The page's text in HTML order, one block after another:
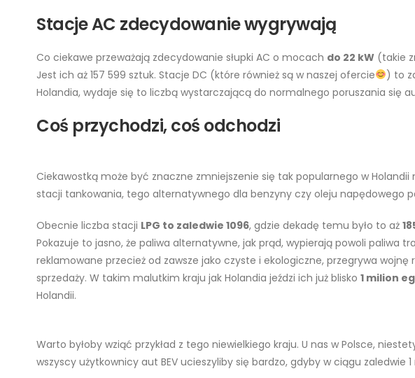
Stacje AC zdecydowanie wygrywają
Co ciekawe przeważają zdecydowanie słupki AC o mocach do 22 kW (takie
Jest ich aż 157 599 sztuk. Stacje DC (które również są w naszej ofercie
) to
Holandia, wydaje się to liczbą wystarczającą do normalnego poruszania się
Coś przychodzi, coś odchodzi
Ciekawostką może być znaczne zmniejszenie się tak popularnego w
stacji tankowania, tego alternatywnego dla benzyny czy oleju napędowego
Obecnie liczba stacji LPG to zaledwie 1096, gdzie dekadę temu było to aż
Pokazuje to jasno, że paliwa alternatywne, jak prąd, wypierają powoli paliwa
reklamowane przecież od zawsze jako czyste i ekologiczne, przegrywa
sprzedaży. W takim malutkim kraju jak Holandia jeździ ich już blisko 1 milion
Holandii.
Warto byłoby wziąć przykład z tego niewielkiego kraju. U nas w Polsce,
wszyscy użytkownicy aut BEV ucieszyliby się bardzo, gdyby w ciągu zaledwie